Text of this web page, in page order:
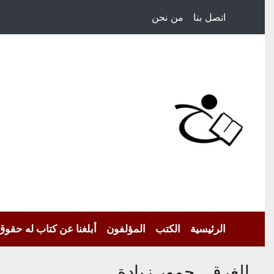
اتصل بنا من نحن
الرئيسية الكتب المؤلفون أبلغنا عن كتاب له